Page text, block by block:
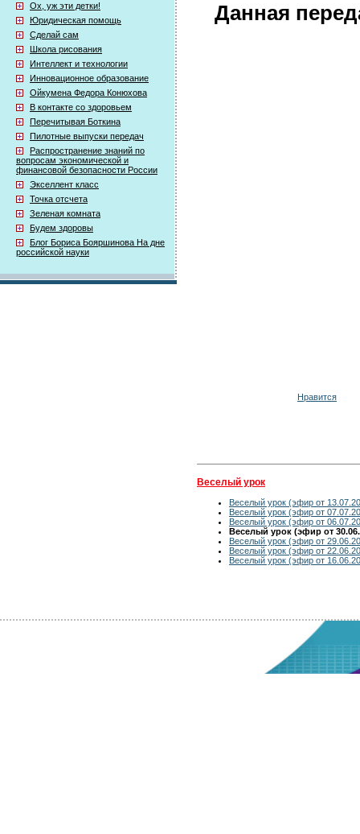
Ох, уж эти детки!
Юридическая помощь
Сделай сам
Школа рисования
Интеллект и технологии
Инновационное образование
Ойкумена Федора Конюхова
В контакте со здоровьем
Перечитывая Боткина
Пилотные выпуски передач
Распространение знаний по
вопросам экономической и
финансовой безопасности России
Экселлент класс
Точка отсчета
Зеленая комната
Будем здоровы
Блог Бориса Бояршинова На дне
российской науки
Данная
Нравится
Веселый урок
Веселый урок (эфир от
Веселый урок (эфир от
Веселый урок (эфир от
Веселый урок (эфир от
Веселый урок (эфир от
Веселый урок (эфир от
Веселый урок (эфир от